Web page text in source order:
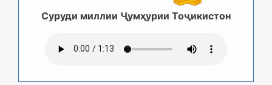
Суруди миллии Ҷумҳурии Тоҷикистон